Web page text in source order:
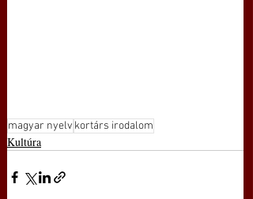
magyar nyelv kortárs irodalom
Kultúra